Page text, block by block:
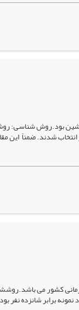
بود.روش شناسی:
کشور می
برابر شانزده نفر